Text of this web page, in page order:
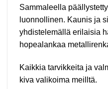
Sammaleella
luonnollinen. Kaunis ja
yhdistelemällä erilaisia
hopealankaa
Kaikkia tarvikkeita ja
kiva valikoima meilltä.